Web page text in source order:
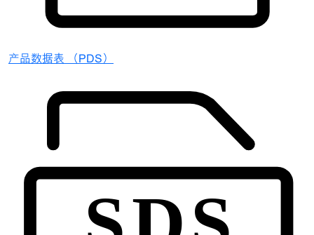
产品数据表 （PDS）